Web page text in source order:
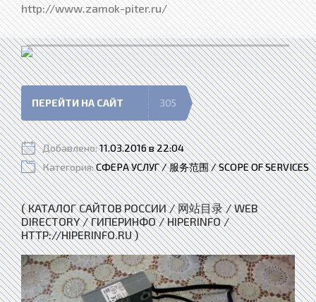
http://www.zamok-piter.ru/
ПЕРЕЙТИ НА САЙТ 305
Добавлено:11.03.2016 в 22:04
Категория:СФЕРА УСЛУГ / 服务范围 / SCOPE OF SERVICES
( КАТАЛОГ САЙТОВ РОССИИ / 网站目录 / WEB
DIRECTORY / ГИПЕРИНФО / HIPERINFO /
HTTP://HIPERINFO.RU )